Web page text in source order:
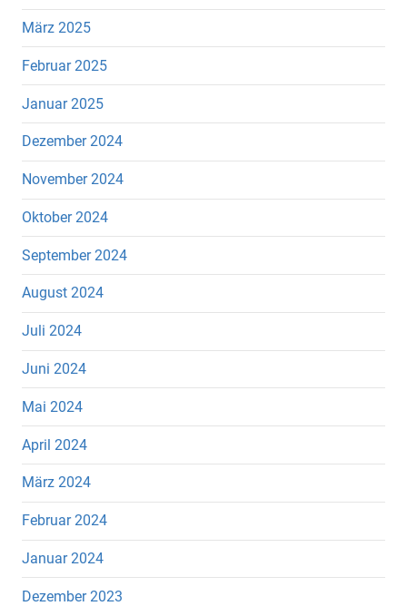
März 2025
Februar 2025
Januar 2025
Dezember 2024
November 2024
Oktober 2024
September 2024
August 2024
Juli 2024
Juni 2024
Mai 2024
April 2024
März 2024
Februar 2024
Januar 2024
Dezember 2023